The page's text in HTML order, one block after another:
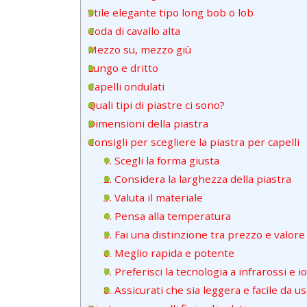
Stile elegante tipo long bob o lob
Coda di cavallo alta
Mezzo su, mezzo giù
Lungo e dritto
Capelli ondulati
Quali tipi di piastre ci sono?
Dimensioni della piastra
Consigli per scegliere la piastra per capelli
1. Scegli la forma giusta
2. Considera la larghezza della piastra
3. Valuta il materiale
4. Pensa alla temperatura
5. Fai una distinzione tra prezzo e valore
6. Meglio rapida e potente
7. Preferisci la tecnologia a infrarossi e
8. Assicurati che sia leggera e facile da